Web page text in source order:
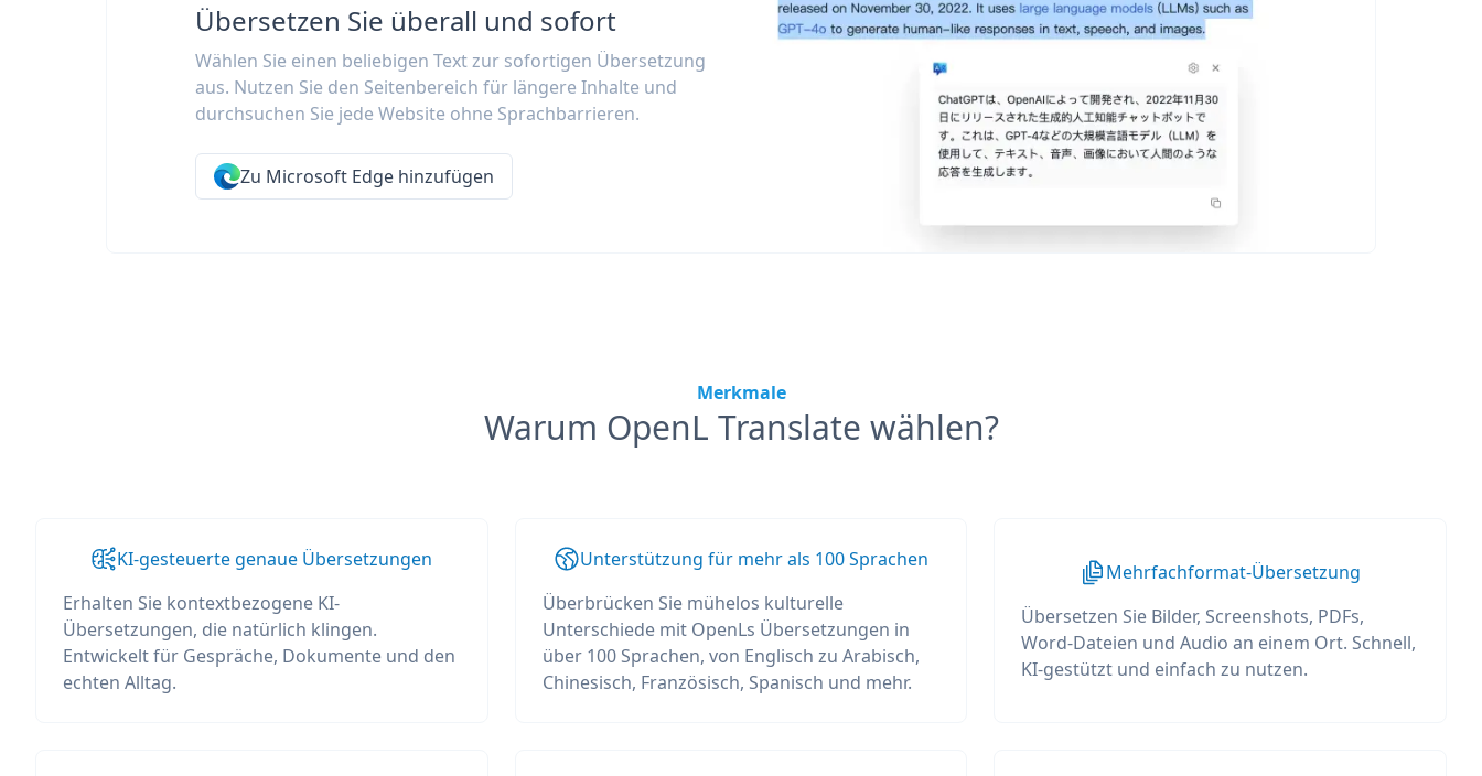
Übersetzen Sie überall und sofort
Wählen Sie einen beliebigen Text zur sofortigen Übersetzung
aus. Nutzen Sie den Seitenbereich für längere Inhalte und
durchsuchen Sie jede Website ohne Sprachbarrieren.
Zu Microsoft Edge hinzufügen
Merkmale
Warum OpenL Translate wählen?
KI-gesteuerte genaue Übersetzungen
Erhalten Sie kontextbezogene KI-
Übersetzungen, die natürlich klingen.
Entwickelt für Gespräche, Dokumente und den
echten Alltag.
Unterstützung für mehr als 100 Sprachen
Überbrücken Sie mühelos kulturelle
Unterschiede mit OpenLs Übersetzungen in
über 100 Sprachen, von Englisch zu Arabisch,
Chinesisch, Französisch, Spanisch und mehr.
Mehrfachformat-Übersetzung
Übersetzen Sie Bilder, Screenshots, PDFs,
Word-Dateien und Audio an einem Ort. Schnell,
KI-gestützt und einfach zu nutzen.